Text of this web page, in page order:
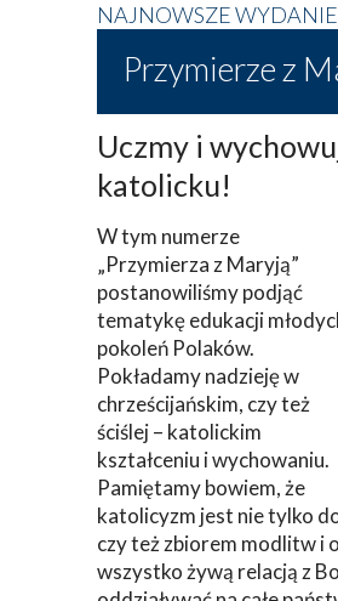
NAJNOWSZE
Przymierze z
Uczmy i
katolicku!
W tym numerze
„Przymierza z Maryją”
postanowiliśmy podjąć
tematykę edukacji
pokoleń Polaków.
Pokładamy nadzieję w
chrześcijańskim, czy też
ściślej – katolickim
kształceniu i wychowaniu.
Pamiętamy bowiem, że
katolicyzm jest nie tylko
czy też zbiorem modlitw i
wszystko żywą relacją z